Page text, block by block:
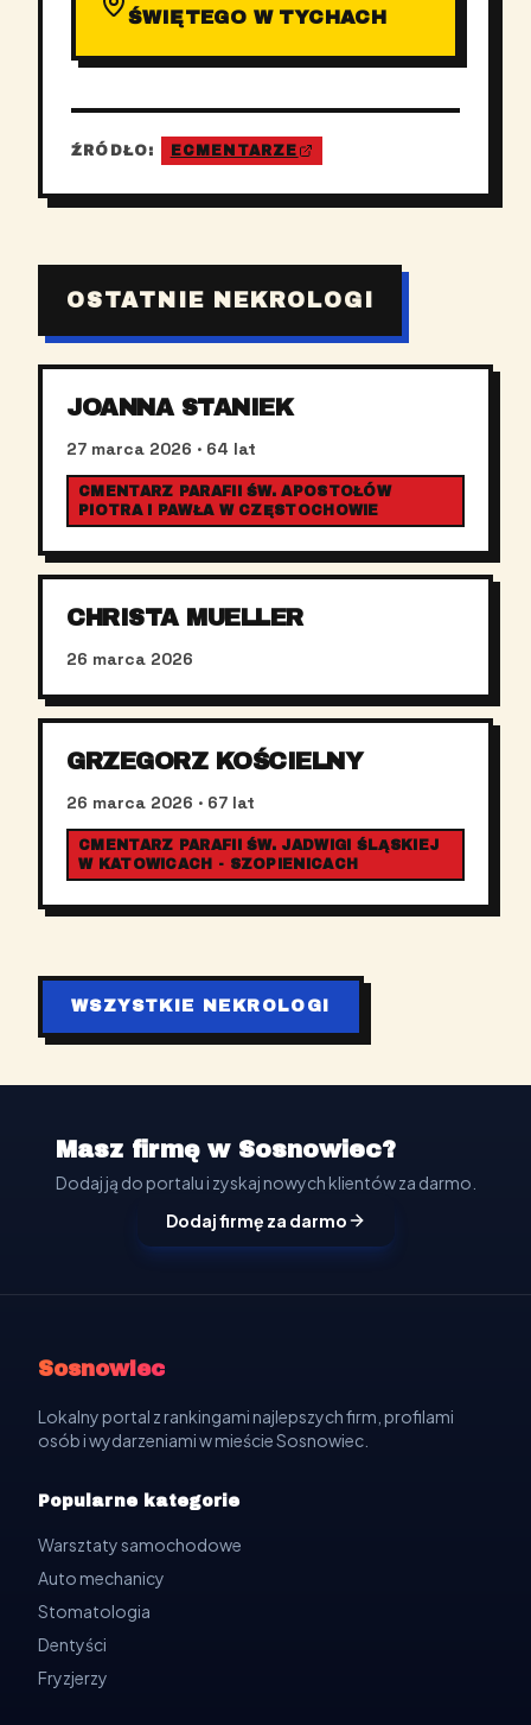
ŚWIĘTEGO W TYCHACH
ŹRÓDŁO: ECMENTARZE
OSTATNIE NEKROLOGI
JOANNA STANIEK
27 marca 2026 · 64 lat
CMENTARZ PARAFII ŚW. APOSTOŁÓW
PIOTRA I PAWŁA W CZĘSTOCHOWIE
CHRISTA MUELLER
26 marca 2026
GRZEGORZ KOŚCIELNY
26 marca 2026 · 67 lat
CMENTARZ PARAFII ŚW. JADWIGI ŚLĄSKIEJ
W KATOWICACH - SZOPIENICACH
WSZYSTKIE NEKROLOGI
Masz firmę w Sosnowiec?
Dodaj ją do portalu i zyskaj nowych klientów za darmo.
Dodaj firmę za darmo
Sosnowiec
Lokalny portal z rankingami najlepszych firm, profilami
osób i wydarzeniami w mieście Sosnowiec.
Popularne kategorie
Warsztaty samochodowe
Auto mechanicy
Stomatologia
Dentyści
Fryzjerzy